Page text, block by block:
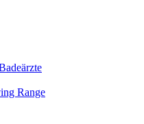
Range